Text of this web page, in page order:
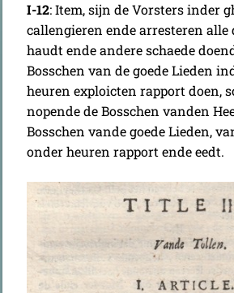
I-12: Item, sijn de Vorsters inder
callengieren ende arresteren alle
haudt ende andere schaede
Bosschen van de goede Lieden
heuren exploicten rapport doen,
nopende de Bosschen vanden
Bosschen vande goede Lieden,
onder heuren rapport ende eedt.